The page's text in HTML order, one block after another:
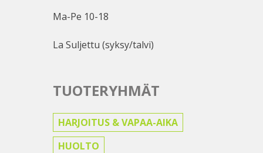
Ma-Pe 10-18
La Suljettu (syksy/talvi)
TUOTERYHMÄT
HARJOITUS & VAPAA-AIKA
HUOLTO